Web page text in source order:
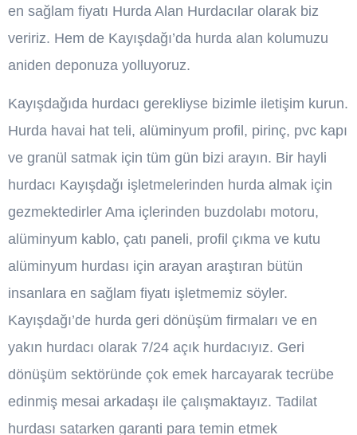
en sağlam fiyatı Hurda Alan Hurdacılar olarak biz
veririz. Hem de Kayışdağı’da hurda alan kolumuzu
aniden deponuza yolluyoruz.
Kayışdağıda hurdacı gerekliyse bizimle iletişim kurun.
Hurda havai hat teli, alüminyum profil, pirinç, pvc kapı
ve granül satmak için tüm gün bizi arayın. Bir hayli
hurdacı Kayışdağı işletmelerinden hurda almak için
gezmektedirler Ama içlerinden buzdolabı motoru,
alüminyum kablo, çatı paneli, profil çıkma ve kutu
alüminyum hurdası için arayan araştıran bütün
insanlara en sağlam fiyatı işletmemiz söyler.
Kayışdağı’de hurda geri dönüşüm firmaları ve en
yakın hurdacı olarak 7/24 açık hurdacıyız. Geri
dönüşüm sektöründe çok emek harcayarak tecrübe
edinmiş mesai arkadaşı ile çalışmaktayız. Tadilat
hurdası satarken garanti para temin etmek